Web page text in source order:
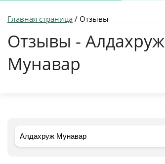
Главная страница / Отзывы
Отзывы - Алдахруж
Мунавар